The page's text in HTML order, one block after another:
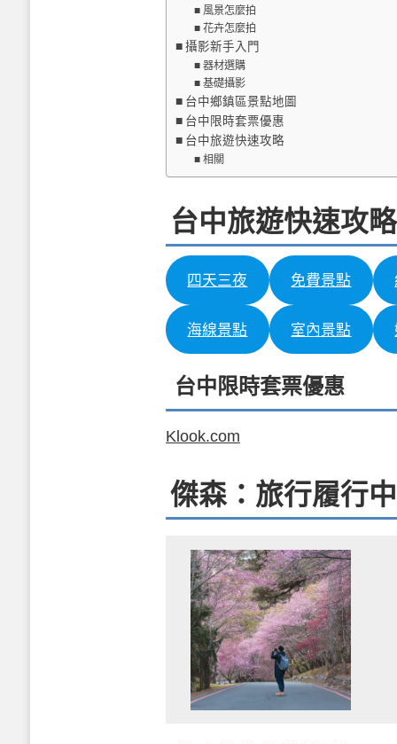
風景怎麼拍
花卉怎麼拍
攝影新手入門
器材選購
基礎攝影
台中鄉鎮區景點地圖
台中限時套票優惠
台中旅遊快速攻略
相關
台中旅遊快速攻略
四天三夜 免費景點
海線景點 室內景點
台中限時套票優惠
Klook.com
傑森：旅行履行中